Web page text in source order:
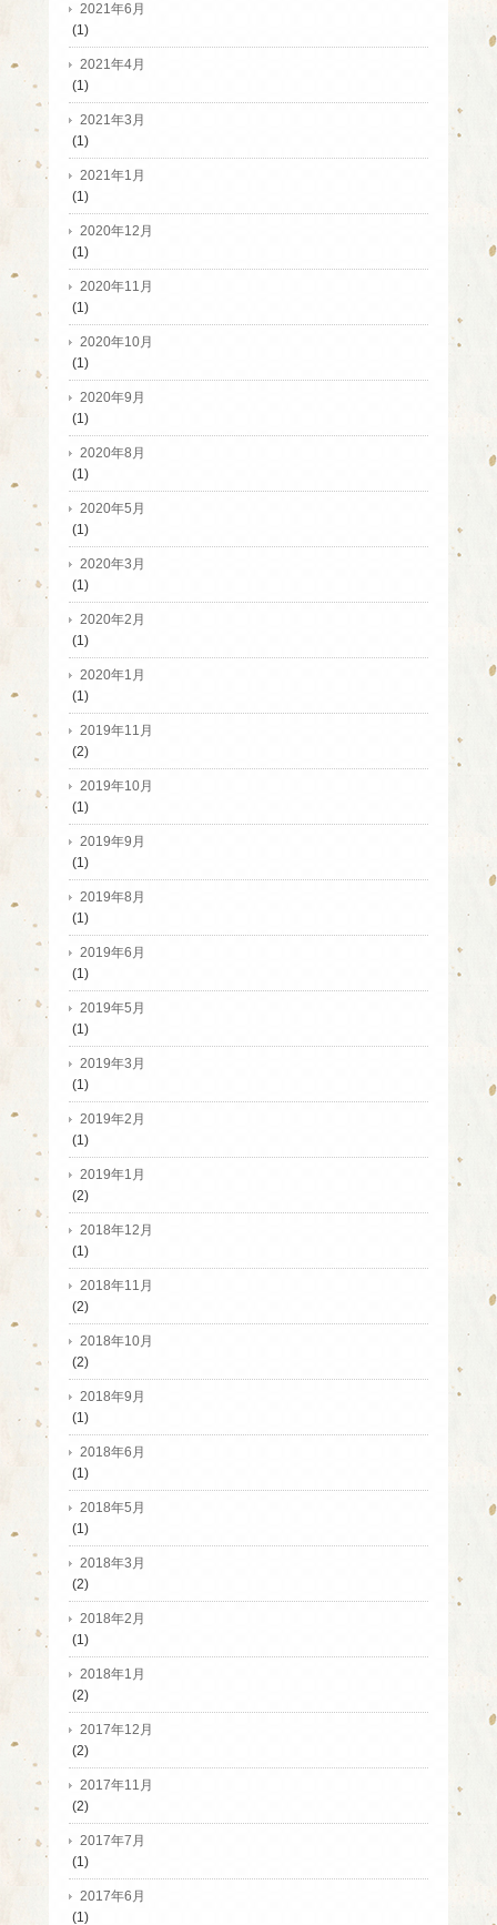
2021年6月
(1)
2021年4月
(1)
2021年3月
(1)
2021年1月
(1)
2020年12月
(1)
2020年11月
(1)
2020年10月
(1)
2020年9月
(1)
2020年8月
(1)
2020年5月
(1)
2020年3月
(1)
2020年2月
(1)
2020年1月
(1)
2019年11月
(2)
2019年10月
(1)
2019年9月
(1)
2019年8月
(1)
2019年6月
(1)
2019年5月
(1)
2019年3月
(1)
2019年2月
(1)
2019年1月
(2)
2018年12月
(1)
2018年11月
(2)
2018年10月
(2)
2018年9月
(1)
2018年6月
(1)
2018年5月
(1)
2018年3月
(2)
2018年2月
(1)
2018年1月
(2)
2017年12月
(2)
2017年11月
(2)
2017年7月
(1)
2017年6月
(1)